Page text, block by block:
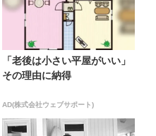
「老後は小さい平屋がいい」
その理由に納得
AD(株式会社ウェブサポート)